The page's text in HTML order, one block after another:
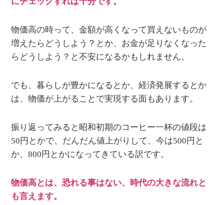
物価高の時って、金額が高くなって買えないものが
増えたらどうしよう？とか、お金が足りなくなった
らどうしよう？と不安になるかもしれません。
でも、暮らしが豊かになるとか、経済発展するとか
は、物価が上がることで実現する面もあります。
振り返ってみると昭和初期のコーヒー一杯の値段は
50円とかで、だんだん値上がりして、今は500円と
か、800円とかになってきている訳です。
物価高とは、恐れる事はない、時代の大きな流れと
も言えます。